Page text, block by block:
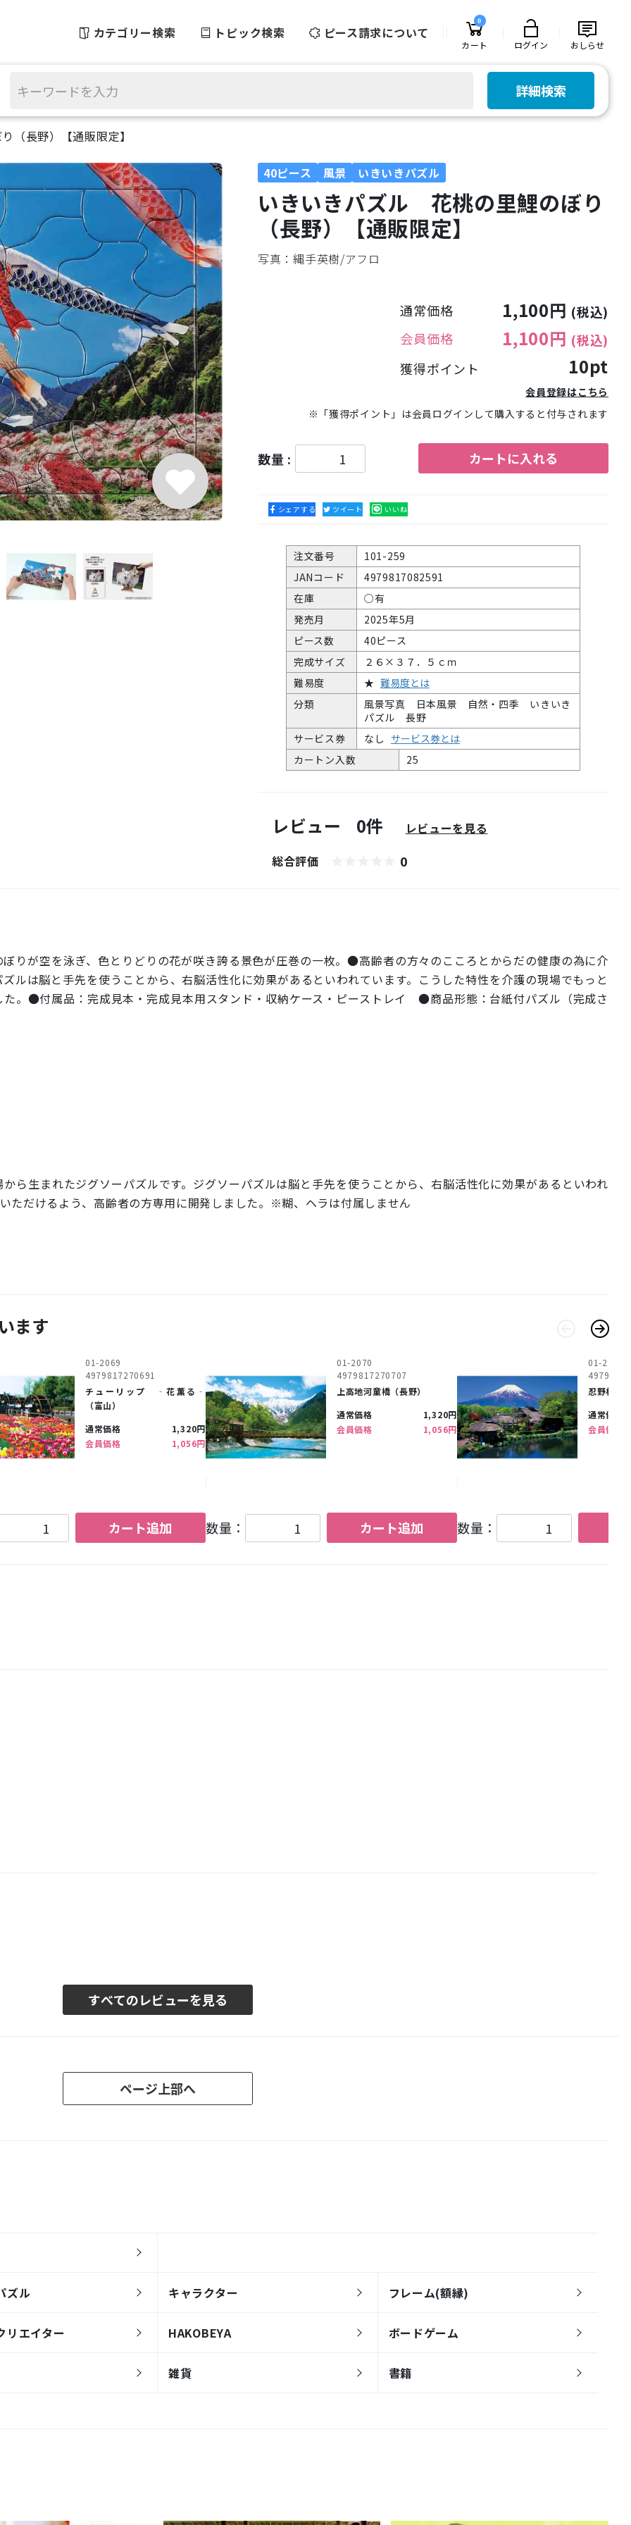
カテゴリー検索 トピック検索 ピース請求について
0
カート ログイン おしらせ
詳細検索
（長野）【通販限定】
40ピース 風景 いきいきパズル
いきいきパズル 花桃の里鯉のぼり
（長野）【通販限定】
写真：縄手英樹/アフロ
通常価格 1,100円 (税込)
会員価格
1,100円 (税込)
獲得ポイント
10pt
会員登録はこちら
※「獲得ポイント」は会員ログインして購入すると付与されます
数量 : カートに入れる
シェアする ツイート いいね
注文番号
101-259
JANコード
4979817082591
在庫
○有
発売月
2025年5月
ピース数
40ピース
完成サイズ
２６×３７．５ｃｍ
難易度
★ 難易度とは
分類
風景写真 日本風景 自然・四季 いきいき
パズル 長野
サービス券
なし サービス券とは
カートン入数
25
レビュー 0件
レビューを見る
総合評価
0
りが空を泳ぎ、色とりどりの花が咲き誇る景色が圧巻の一枚。●高齢者の方々のこころとからだの健康の為に介
ルは脳と手先を使うことから、右脳活性化に効果があるといわれています。こうした特性を介護の現場でもっと
。●付属品：完成見本・完成見本用スタンド・収納ケース・ピーストレイ ●商品形態：台紙付パズル（完成さ
ら生まれたジグソーパズルです。ジグソーパズルは脳と手先を使うことから、右脳活性化に効果があるといわれ
ただけるよう、高齢者の方専用に開発しました。※糊、ヘラは付属しません
ます
01-2069
4979817270691
チューリップ ‐花薫る‐
（富山）
通常価格
1,320円
会員価格
1,056円
カート追加
01-2070
4979817270707
上高地河童橋（長野）
通常価格
1,320円
会員価格
1,056円
数量： カート追加
01-2073
忍野村よ
通常価格
会員価格
数量：
すべてのレビューを見る
ページ上部へ
ズル キャラクター フレーム(額縁)
リエイター HAKOBEYA ボードゲーム
雑貨 書籍